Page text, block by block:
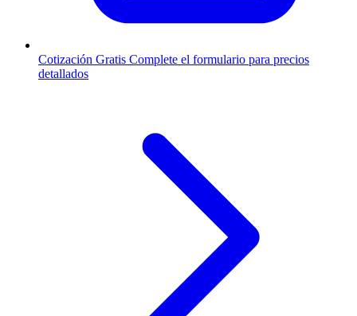
Cotización Gratis Complete el formulario para precios
detallados